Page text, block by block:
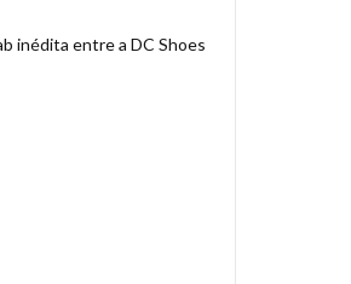
inédita entre a DC Shoes